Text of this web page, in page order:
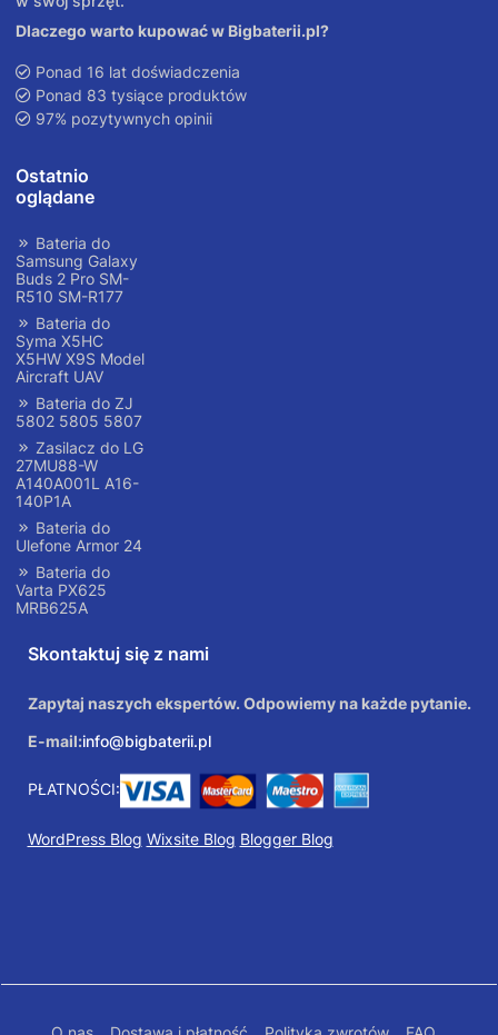
Dlaczego warto kupować w Bigbaterii.pl?
Ponad 16 lat doświadczenia
Ponad 83 tysiące produktów
97% pozytywnych opinii
Ostatnio
oglądane
Bateria do
Samsung Galaxy
Buds 2 Pro SM-
R510 SM-R177
Bateria do
Syma X5HC
X5HW X9S Model
Aircraft UAV
Bateria do ZJ
5802 5805 5807
Zasilacz do LG
27MU88-W
A140A001L A16-
140P1A
Bateria do
Ulefone Armor 24
Bateria do
Varta PX625
MRB625A
Skontaktuj się z nami
Zapytaj naszych ekspertów. Odpowiemy na każde pytanie.
E-mail:info@bigbaterii.pl
PŁATNOŚCI:
WordPress Blog Wixsite Blog Blogger Blog